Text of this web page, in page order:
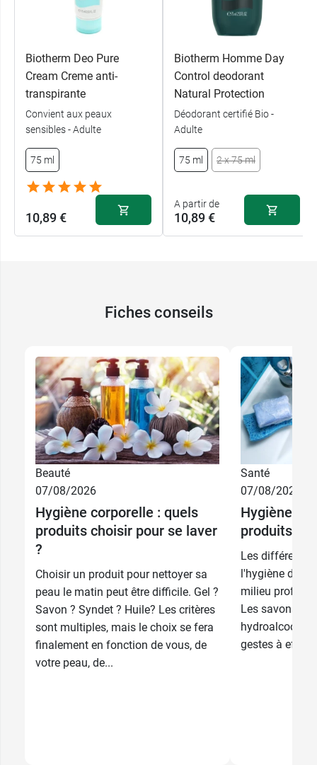
Biotherm Deo Pure
Cream Creme anti-
transpirante
Convient aux peaux
sensibles - Adulte
75 ml
10,89 €
Biotherm Homme Day
Control deodorant
Natural Protection
Déodorant certifié Bio -
Adulte
75 ml 2 x 75 ml
A partir de
10,89 €
10,89 €
2 x 75 ml 19,89 €
Fiches conseils
Beauté
07/08/2026
Hygiène corporelle : quels
produits choisir pour se laver
?
Choisir un produit pour nettoyer sa
peau le matin peut être difficile. Gel ?
Savon ? Syndet ? Huile? Les critères
sont multiples, mais le choix se fera
finalement en fonction de vous, de
votre peau, de...
Santé
07/08/2026
Hygiène
produits
Les
l'hygiène des
milieu
Les savons,
gestes à